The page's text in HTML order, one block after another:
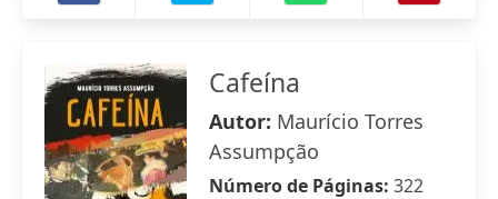
Cafeína
Autor: Maurício Torres
Assumpção
Número de Páginas: 322